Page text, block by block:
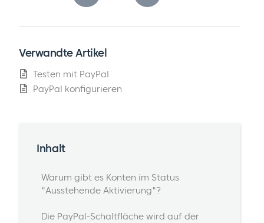
Verwandte Artikel
Testen mit PayPal
PayPal konfigurieren
Inhalt
Warum gibt es Konten im Status
"Ausstehende Aktivierung"?
Die PayPal-Schaltfläche wird auf der